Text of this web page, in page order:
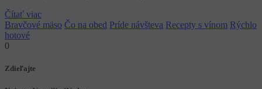
Čítať viac
Bravčové mäso Čo na obed Príde návšteva Recepty s vínom Rýchlo
hotové
0
Zdieľajte